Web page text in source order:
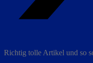
Richtig tolle Artikel und so